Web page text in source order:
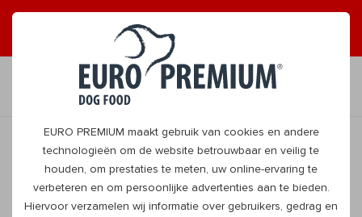
EURO PREMIUM maakt gebruik van cookies en andere
technologieën om de website betrouwbaar en veilig te
houden, om prestaties te meten, uw online-ervaring te
verbeteren en om persoonlijke advertenties aan te bieden.
Hiervoor verzamelen wij informatie over gebruikers, gedrag en
ONTVANG GRAAG TIPS
NL
TERUG